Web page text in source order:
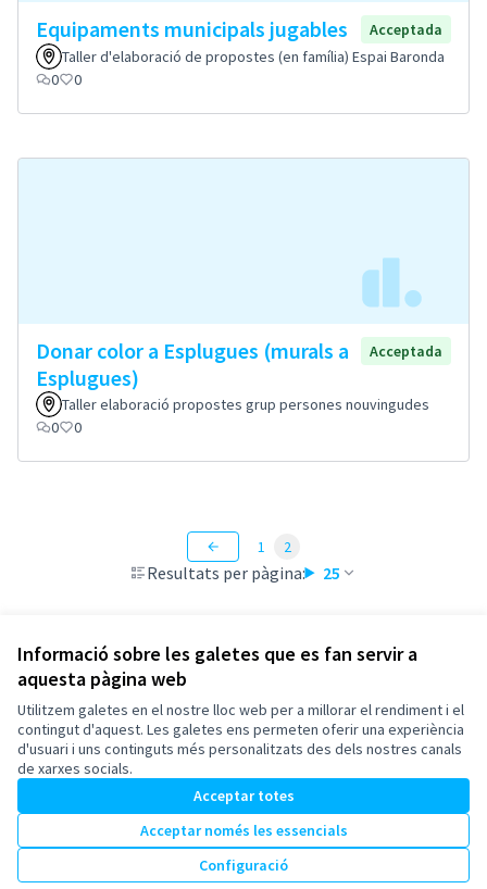
Informació sobre les galetes que es fan servir a
aquesta pàgina web
Utilitzem galetes en el nostre lloc web per a millorar el rendiment i el
contingut d'aquest. Les galetes ens permeten oferir una experiència
d'usuari i uns continguts més personalitzats des dels nostres canals
de xarxes socials.
Acceptar totes
Acceptar només les essencials
Configuració
Equipaments municipals jugables
Acceptada
Taller d'elaboració de propostes (en família) Espai Baronda
0
0
Donar color a Esplugues (murals a
Esplugues)
Acceptada
Taller elaboració propostes grup persones nouvingudes
0
0
Resultats per pàgina: 25
1 2
Termes i condicions d'ús
Configuració de les galetes
Esplugues de Llobregat a X
(Enllaç extern)
Esplugues de Llobregat a Facebook
(Enllaç extern)
Esplugues de Llobregat a Instagram
(Enllaç extern)
Esplugues de Llobregat a YouTube
(Enllaç extern)
Triar la llenguaElegir el idioma
Web creada ambprogramari lliure .
Amb
(Enllaç